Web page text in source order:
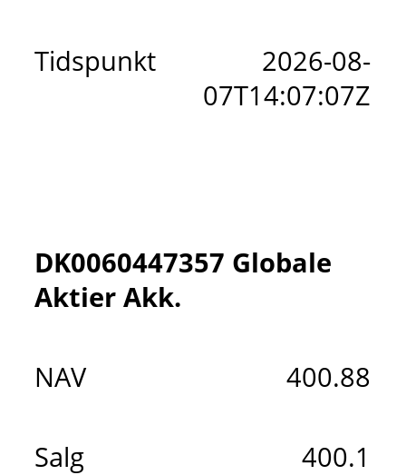
Tidspunkt
2026-08-
07T14:07:07Z
DK0060447357 Globale
Aktier Akk.
NAV 400.88
Salg 400.1